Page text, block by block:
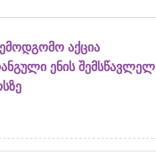
აქცია
ენის შემსწავლელ